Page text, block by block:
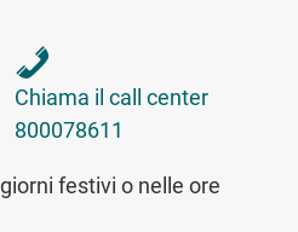
telefona al call center
Chiama il call center
800078611
festivi o nelle ore